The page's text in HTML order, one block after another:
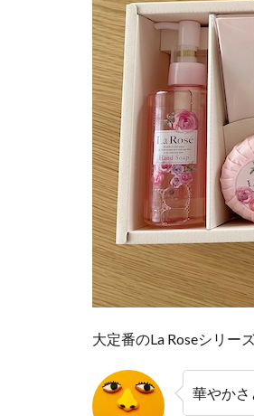
大定番のLa Roseシリー
華やかさ